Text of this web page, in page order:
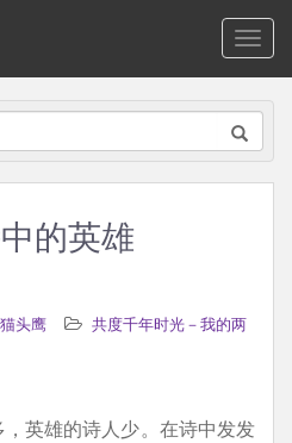
的英雄
头鹰
共度千年时光－我的两
英雄的诗人少。在诗中发发